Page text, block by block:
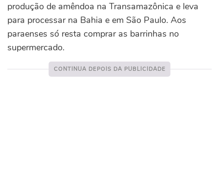
produção de amêndoa na Transamazônica e leva
para processar na Bahia e em São Paulo. Aos
paraenses só resta comprar as barrinhas no
supermercado.